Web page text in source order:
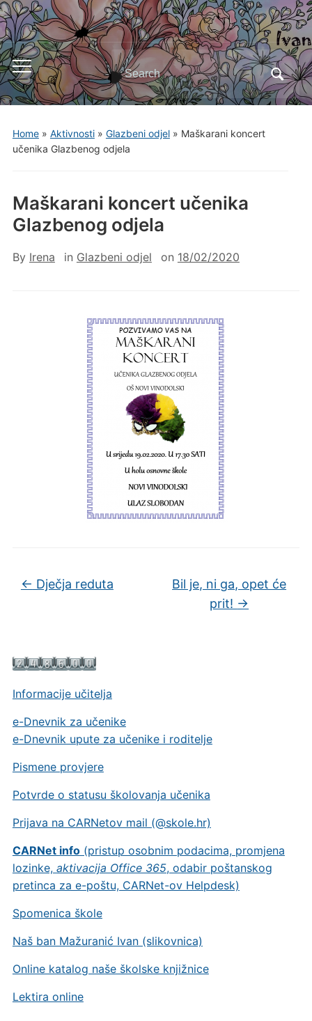
Toggle
mobile
menu
Search
for:
Home» Aktivnosti» Glazbeni odjel» Maškarani koncert
učenika Glazbenog odjela
Informacije učitelja
e-Dnevnik za učenike
e-Dnevnik upute za učenike i roditelje
Pismene provjere
Potvrde o statusu školovanja učenika
Prijava na CARNetov mail (@skole.hr)
CARNet info(pristup osobnim podacima, promjena
lozinke, aktivacija Office 365, odabir poštanskog
pretinca za e-poštu, CARNet-ov Helpdesk)
Spomenica škole
Naš ban Mažuranić Ivan (slikovnica)
Online katalog naše školske knjižnice
Lektira online
Maškarani koncert učenika
Glazbenog odjela
By Irena in Glazbeni odjel on 18/02/2020
← Dječja reduta
Bil je, ni ga, opet će
prit! →